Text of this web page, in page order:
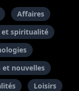
Affaires
et spiritualité
et nouvelles
Loisirs